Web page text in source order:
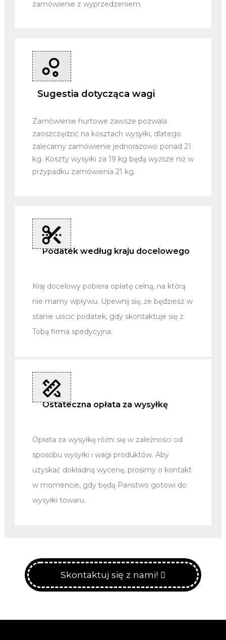
zamówienie z wyprzedzeniem.
Sugestia dotycząca wagi
Zamówienie hurtowe zawsze pozwala
zaoszczędzić na kosztach wysyłki, dlatego
zalecamy zamówienie jednorazowo ponad 21
kg. Koszty wysyłki za 19 kg będą wyższe niż w
przypadku zamówienia 21 kg.
Podatek według kraju docelowego
Kraj docelowy pobiera opłatę celną, na którą
nie mamy wpływu. Upewnij się, że będziesz w
stanie uiścić podatek, gdy skontaktuje się z
Tobą firma spedycyjna.
Ostateczna opłata za wysyłkę
Opłata za wysyłkę różni się w zależności od
sposobu wysyłki i wagi produktów. Aby
uzyskać dokładną wycenę, prosimy o kontakt
w momencie, gdy będą Państwo gotowi do
wysyłki towaru.
Skontaktuj się z nami!